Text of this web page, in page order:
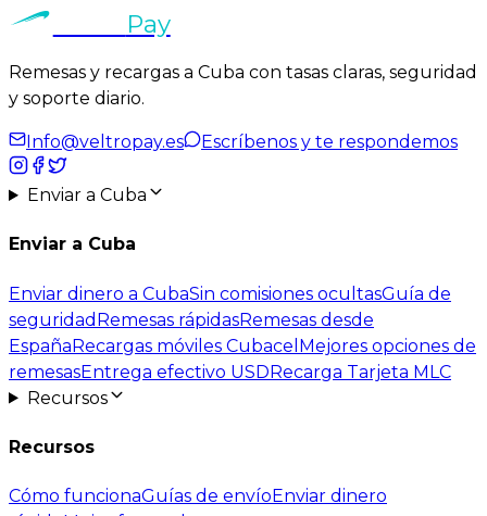
Pay
Remesas y recargas a Cuba con tasas claras, seguridad
y soporte diario.
Info@veltropay.es Escríbenos y te respondemos
Enviar a Cuba
Enviar a Cuba
Enviar dinero a CubaSin comisiones ocultasGuía de
seguridad Remesas rápidasRemesas desde
EspañaRecargas móviles Cubacel Mejores opciones de
remesasEntrega efectivo USDRecarga Tarjeta MLC
Recursos
Recursos
Cómo funcionaGuías de envíoEnviar dinero